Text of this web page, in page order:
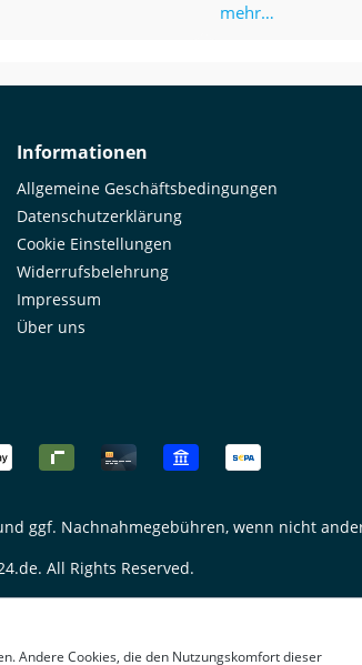
mir, sondern wurde erst
wasn't very
mehr…
Informationen
Allgemeine Geschäftsbedingungen
Datenschutzerklärung
Cookie Einstellungen
Widerrufsbelehrung
Impressum
Über uns
ggf. Nachnahmegebühren, wenn nicht
All Rights Reserved.
Andere Cookies, die den Nutzungskomfort dieser